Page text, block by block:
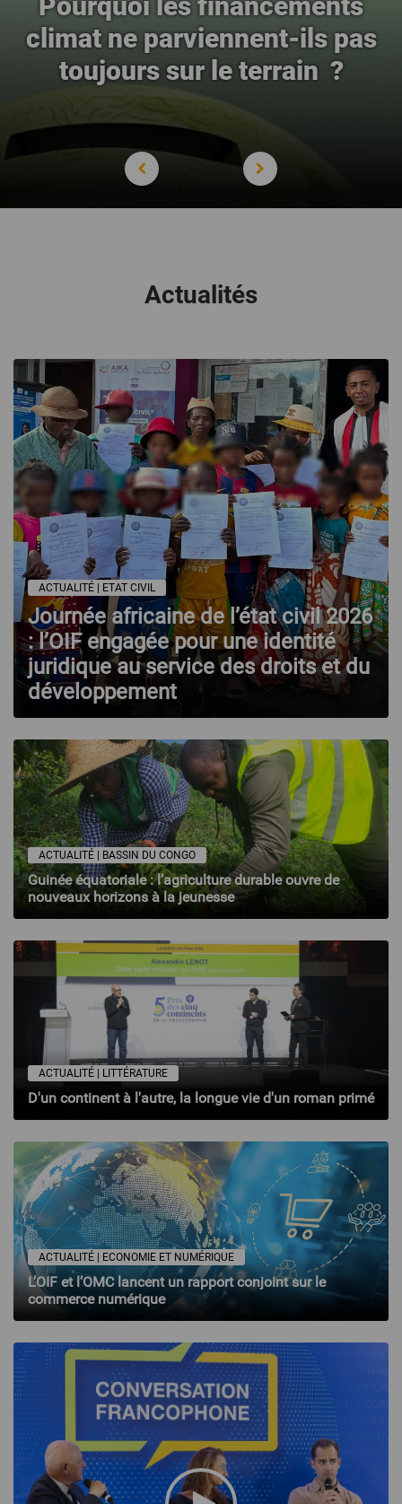
climat ne parviennent-ils pas
toujours sur le terrain ?
Actualités
ACTUALITÉ | ETAT CIVIL
Journée africaine de l’état civil 2026
: l’OIF engagée pour une identité
juridique au service des droits et du
développement
ACTUALITÉ | BASSIN DU CONGO
Guinée équatoriale : l’agriculture durable ouvre de
nouveaux horizons à la jeunesse
ACTUALITÉ | LITTÉRATURE
D'un continent à l'autre, la longue vie d'un roman primé
ACTUALITÉ | ECONOMIE ET NUMÉRIQUE
L’OIF et l’OMC lancent un rapport conjoint sur le
commerce numérique